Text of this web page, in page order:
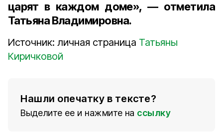
царят в каждом доме», — отметила
Татьяна Владимировна.
Источник: личная страница Татьяны
Киричковой
Нашли опечатку в тексте?
Выделите ее и нажмите на ссылку